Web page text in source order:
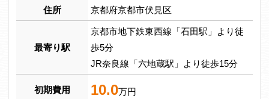
住所 京都府京都市伏見区
最寄り駅
京都市地下鉄東西線「石田駅」より徒
歩5分
JR奈良線「六地蔵駅」より徒歩15分
初期費用 10.0万円